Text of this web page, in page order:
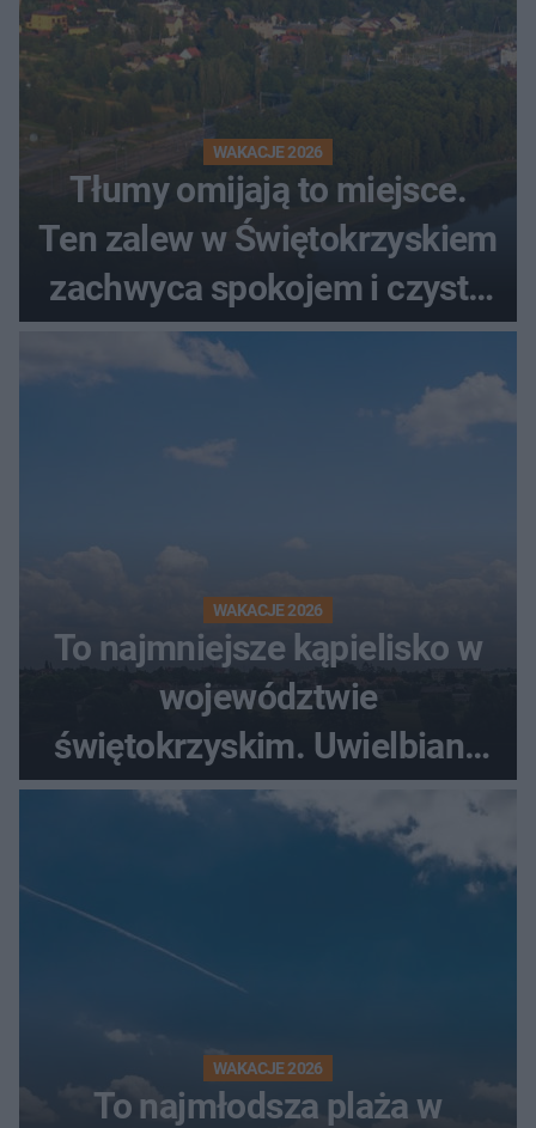
WAKACJE 2026
Tłumy omijają to miejsce.
Ten zalew w Świętokrzyskiem
zachwyca spokojem i czystą
wodą
WAKACJE 2026
To najmniejsze kąpielisko w
województwie
świętokrzyskim. Uwielbiany
przez wędkarzy i turystów
WAKACJE 2026
To najmłodsza plaża w